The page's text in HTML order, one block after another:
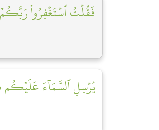
فَقُلۡتُ ٱسۡتَغۡفِرُواْ رَبَّكُمۡ
يُرۡسِلِ ٱلسَّمَآءَ عَلَيۡكُم